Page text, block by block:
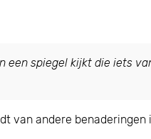
een spiegel kijkt die iets
van andere